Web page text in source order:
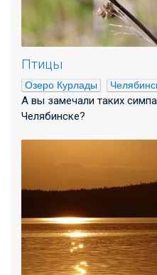
Птицы
Озеро Курлады
А вы замечали таких
Челябинске?